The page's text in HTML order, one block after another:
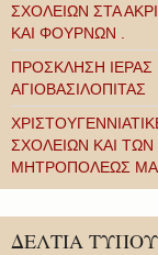
ΣΧΟΛΕΙΩΝ ΣΤΑ
ΚΑΙ ΦΟΥΡΝΩΝ .
ΠΡΟΣΚΛΗΣΗ
ΑΓΙΟΒΑΣΙΛΟΠΙΤΑΣ
ΣΧΟΛΕΙΩΝ ΚΑΙ
ΜΗΤΡΟΠΟΛΕΩΣ
ΔΕΛΤΙΑ ΤΥΠΟΥ